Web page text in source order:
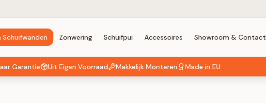
Schuifwanden Zonwering Schuifpui Accessoires Showroom & Contact
Garantie Uit Eigen Voorraad Makkelijk Monteren Made in EU